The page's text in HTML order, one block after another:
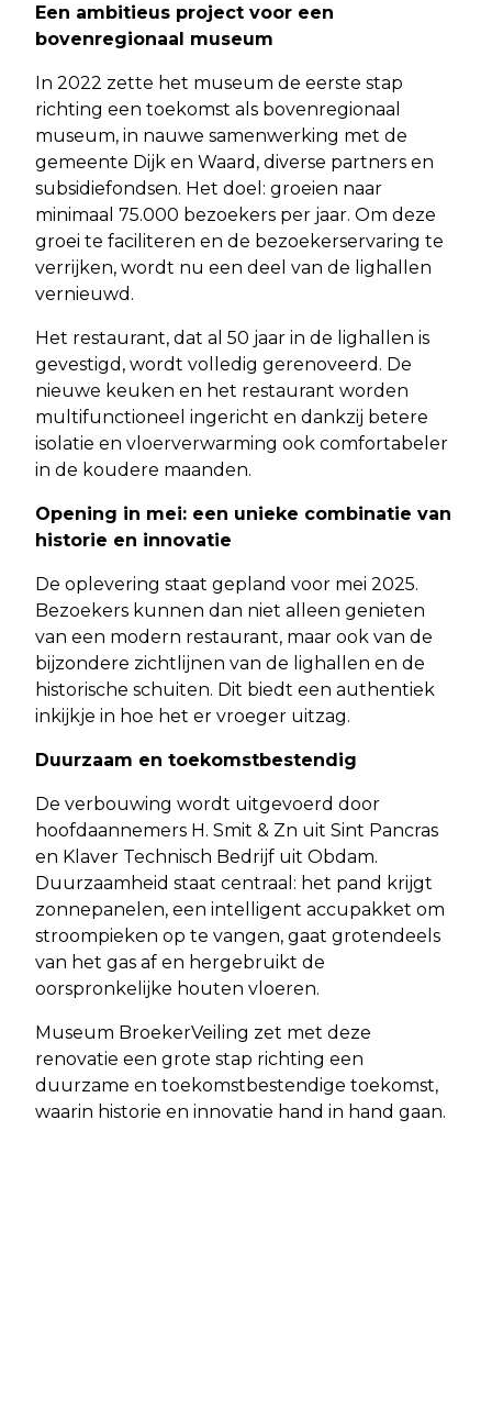
Een ambitieus project voor een
bovenregionaal museum
In 2022 zette het museum de eerste stap
richting een toekomst als bovenregionaal
museum, in nauwe samenwerking met de
gemeente Dijk en Waard, diverse partners en
subsidiefondsen. Het doel: groeien naar
minimaal 75.000 bezoekers per jaar. Om deze
groei te faciliteren en de bezoekerservaring te
verrijken, wordt nu een deel van de lighallen
vernieuwd.
Het restaurant, dat al 50 jaar in de lighallen is
gevestigd, wordt volledig gerenoveerd. De
nieuwe keuken en het restaurant worden
multifunctioneel ingericht en dankzij betere
isolatie en vloerverwarming ook comfortabeler
in de koudere maanden.
Opening in mei: een unieke combinatie van
historie en innovatie
De oplevering staat gepland voor mei 2025.
Bezoekers kunnen dan niet alleen genieten
van een modern restaurant, maar ook van de
bijzondere zichtlijnen van de lighallen en de
historische schuiten. Dit biedt een authentiek
inkijkje in hoe het er vroeger uitzag.
Duurzaam en toekomstbestendig
De verbouwing wordt uitgevoerd door
hoofdaannemers H. Smit & Zn uit Sint Pancras
en Klaver Technisch Bedrijf uit Obdam.
Duurzaamheid staat centraal: het pand krijgt
zonnepanelen, een intelligent accupakket om
stroompieken op te vangen, gaat grotendeels
van het gas af en hergebruikt de
oorspronkelijke houten vloeren.
Museum BroekerVeiling zet met deze
renovatie een grote stap richting een
duurzame en toekomstbestendige toekomst,
waarin historie en innovatie hand in hand gaan.